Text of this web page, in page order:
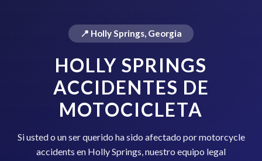
📍 Holly Springs, Georgia
HOLLY SPRINGS
ACCIDENTES DE
MOTOCICLETA
Si usted o un ser querido ha sido afectado por motorcycle
accidents en Holly Springs, nuestro equipo legal